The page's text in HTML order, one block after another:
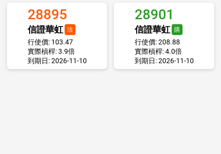
28895
信證華虹 沽
行使價: 103.47
實際槓桿: 3.9倍
到期日: 2026-11-10
28901
信證華虹 購
行使價: 208.88
實際槓桿: 4.0倍
到期日: 2026-11-10